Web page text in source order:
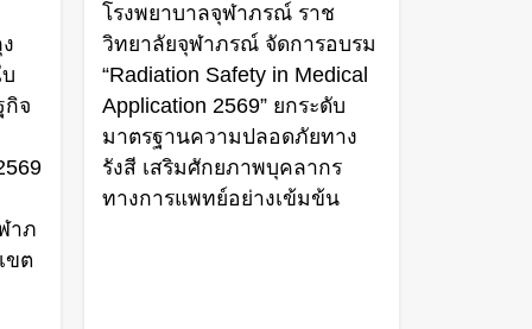
กิจ
าภ
ขต
โรงพยาบาลจุฬาภรณ์ ราช
วิทยาลัยจุฬาภรณ์ จัดการอบรม
“Radiation Safety in Medical
Application 2569” ยกระดับ
มาตรฐานความปลอดภัยทาง
รังสี เสริมศักยภาพบุคลากร
ทางการแพทย์อย่างเข้มข้น